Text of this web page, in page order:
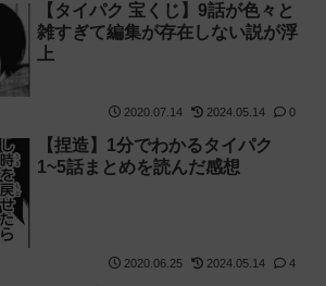
【タイパク 宝くじ】9話が色々と
雑すぎて編集が存在しない説が浮
上
2020.07.14 2024.05.14 0
【捏造】1分でわかるタイパク
1~5話まとめを読んだ感想
2020.06.25 2024.05.14 4